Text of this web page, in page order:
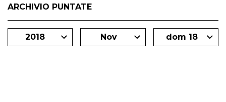
ARCHIVIO PUNTATE
2018 Nov dom 18